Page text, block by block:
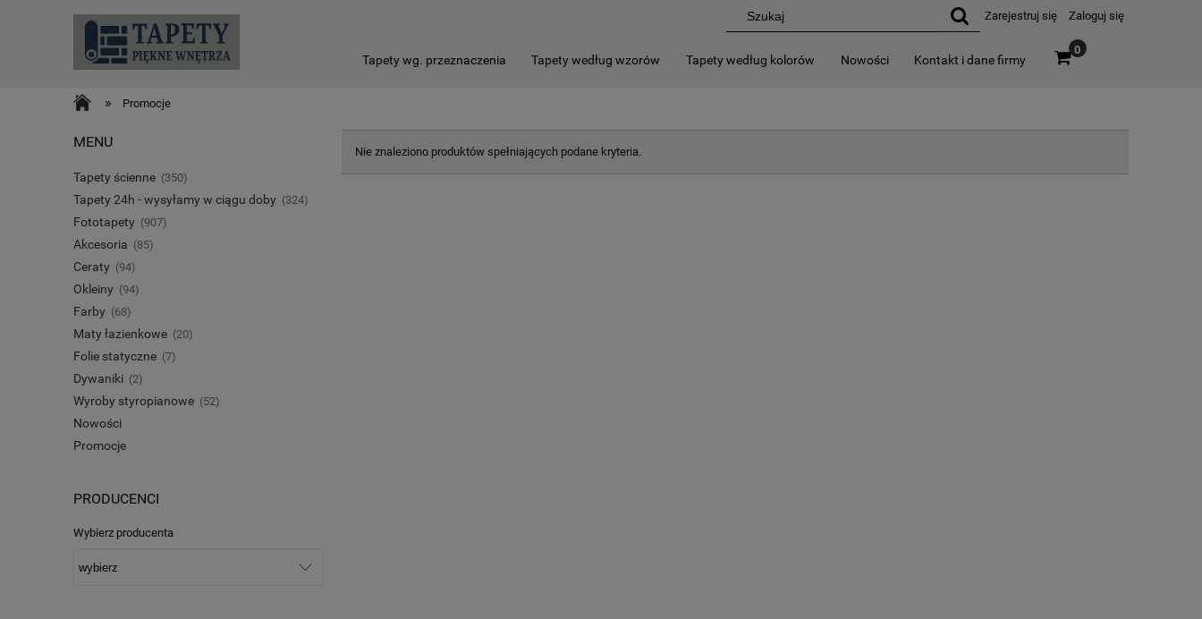
Zarejestruj się Zaloguj się
Tapety wg. przeznaczenia Tapety według wzorów Tapety według kolorów Nowości Kontakt i dane firmy
0
» Promocje
MENU
Tapety ścienne (350)
Tapety 24h - wysyłamy w ciągu doby (324)
Fototapety (907)
Akcesoria (85)
Ceraty (94)
Okleiny (94)
Farby (68)
Maty łazienkowe (20)
Folie statyczne (7)
Dywaniki (2)
Wyroby styropianowe (52)
Nowości
Promocje
PRODUCENCI
Wybierz producenta
Nie znaleziono produktów spełniających podane kryteria.